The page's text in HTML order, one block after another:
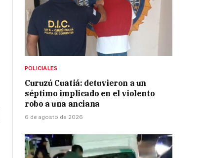
POLICIALES
Curuzú Cuatiá: detuvieron a un
séptimo implicado en el violento
robo a una anciana
6 de agosto de 2026